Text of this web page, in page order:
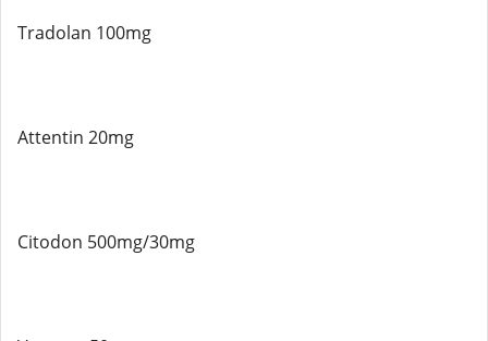
Tradolan 100mg
Attentin 20mg
Citodon 500mg/30mg